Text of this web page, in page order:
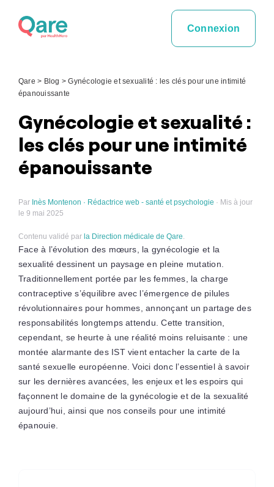
Connexion
Qare > Blog >Gynécologie et sexualité : les clés pour une intimité
épanouissante
Gynécologie et sexualité :
les clés pour une intimité
épanouissante
Par Inès Montenon · Rédactrice web - santé et psychologie · Mis à jour
le 9 mai 2025
Contenu validé par la Direction médicale de Qare.
Face à l’évolution des mœurs, la gynécologie et la
sexualité dessinent un paysage en pleine mutation.
Traditionnellement portée par les femmes, la charge
contraceptive s’équilibre avec l’émergence de pilules
révolutionnaires pour hommes, annonçant un partage des
responsabilités longtemps attendu. Cette transition,
cependant, se heurte à une réalité moins reluisante : une
montée alarmante des IST vient entacher la carte de la
santé sexuelle européenne. Voici donc l’essentiel à savoir
sur les dernières avancées, les enjeux et les espoirs qui
façonnent le domaine de la gynécologie et de la sexualité
aujourd’hui, ainsi que nos conseils pour une intimité
épanouie.